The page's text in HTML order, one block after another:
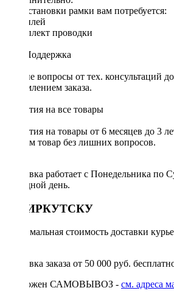
Для установки рамки вам потребуется:
◦ дисплей
◦ комплект проводки
Тех. Поддержка
Любые вопросы от тех. консультаций
оформлением заказа.
Гарантия на все товары
Гарантия на товары от 6 месяцев до 3
меняем товар без лишних вопросов.
Доставка работает с Понедельника по
выходной день.
ПО ИРКУТСКУ
Минимальная стоимость доставки
Доставка заказа от 50 000 руб.
Возможен САМОВЫВОЗ - см. адреса